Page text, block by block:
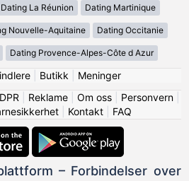
Dating La Réunion Dating Martinique
Nouvelle-Aquitaine Dating Occitanie
Dating Provence-Alpes-Côte d Azur
| Butikk
Meninger
Reklame| Om oss| Personvern|
Kontakt FAQ
– Forbindelser over